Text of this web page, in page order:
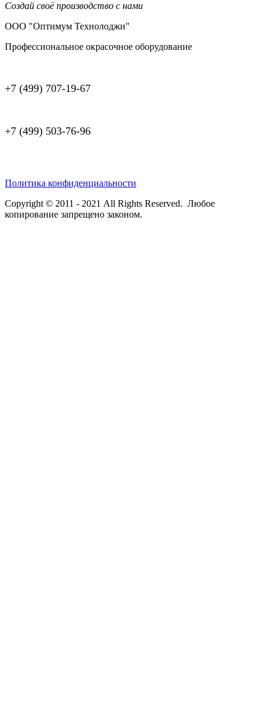
Создай своё производство с нами
ООО "Оптимум Технолоджи"
Профессиональное окрасочное оборудование
+7 (499) 707-19-67
+7 (499) 503-76-96
Политика конфиденциальности
Copyright © 2011 - 2021 All Rights Reserved. Любое
копирование запрещено законом.